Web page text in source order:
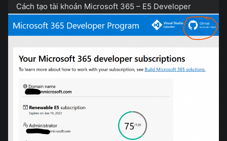
Cách tạo tài khoản Microsoft 365 – E5 Developer